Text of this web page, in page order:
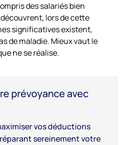
des salariés bien
lors de cette
significatives existent,
de maladie. Mieux vaut le
ne se réalise.
prévoyance avec
vos déductions
sereinement votre